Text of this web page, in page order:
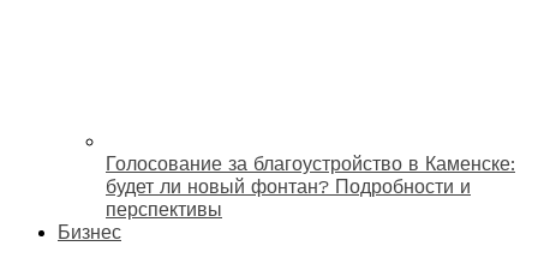
Голосование за благоустройство в Каменске:
будет ли новый фонтан? Подробности и
перспективы
Бизнес